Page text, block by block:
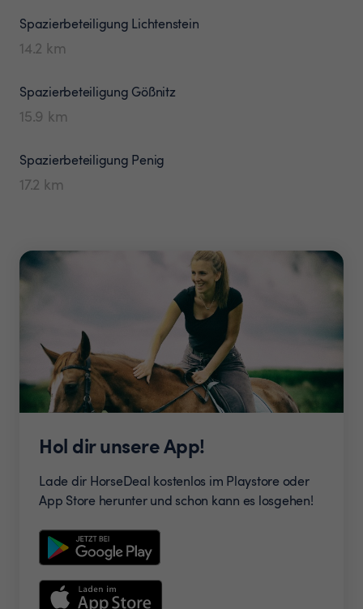
Spazierbeteiligung Lichtenstein
14.2 km
Spazierbeteiligung Gößnitz
15.9 km
Spazierbeteiligung Penig
17.2 km
Hol dir unsere App!
Lade dir HorseDeal kostenlos im Playstore oder
App Store herunter und schon kann es losgehen!